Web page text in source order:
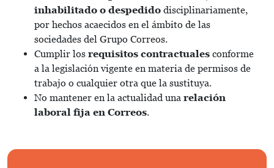
inhabilitado o despedido disciplinariamente,
por hechos acaecidos en el ámbito de las
sociedades del Grupo Correos.
Cumplir los requisitos contractuales conforme
a la legislación vigente en materia de permisos de
trabajo o cualquier otra que la sustituya.
No mantener en la actualidad una relación
laboral fija en Correos.